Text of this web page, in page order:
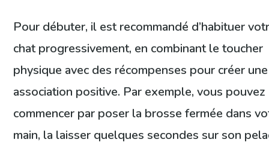
Pour débuter, il est recommandé d’habituer
chat progressivement, en combinant le toucher
physique avec des récompenses pour créer une
association positive. Par exemple, vous pouvez
commencer par poser la brosse fermée dans
main, la laisser quelques secondes sur son